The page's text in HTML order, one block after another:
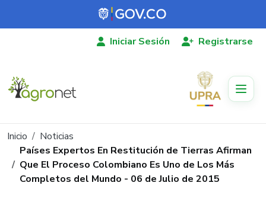
Pasar al contenido principal
Iniciar Sesión Registrarse
Ruta de navegación
Inicio
Noticias
Países Expertos En Restitución de Tierras Afirman
Que El Proceso Colombiano Es Uno de Los Más
Completos del Mundo - 06 de Julio de 2015